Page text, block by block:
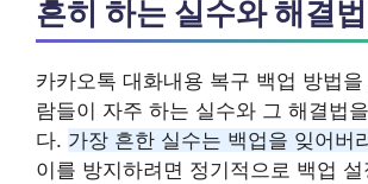
흔히 하는 실수와 해결법
카카오톡 대화내용 복구 백업 방법
람들이 자주 하는 실수와 그 해결법
다. 가장 흔한 실수는 백업을 잊어버
이를 방지하려면 정기적으로 백업